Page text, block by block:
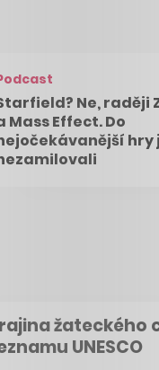
Ne, raději
Mass Effect. Do
hry
žateckého
UNESCO